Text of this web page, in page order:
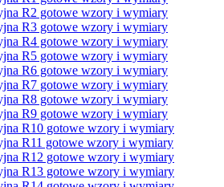
R2 gotowe wzory i wymiary
R3 gotowe wzory i wymiary
R4 gotowe wzory i wymiary
R5 gotowe wzory i wymiary
R6 gotowe wzory i wymiary
R7 gotowe wzory i wymiary
R8 gotowe wzory i wymiary
R9 gotowe wzory i wymiary
R10 gotowe wzory i wymiary
R11 gotowe wzory i wymiary
R12 gotowe wzory i wymiary
R13 gotowe wzory i wymiary